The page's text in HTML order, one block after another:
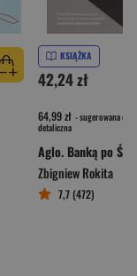
KSIĄŻKA
42,24 zł
64,99 zł - sugerowana cena
detaliczna
Aglo. Banką po
Zbigniew Rokita
7,7 (472)